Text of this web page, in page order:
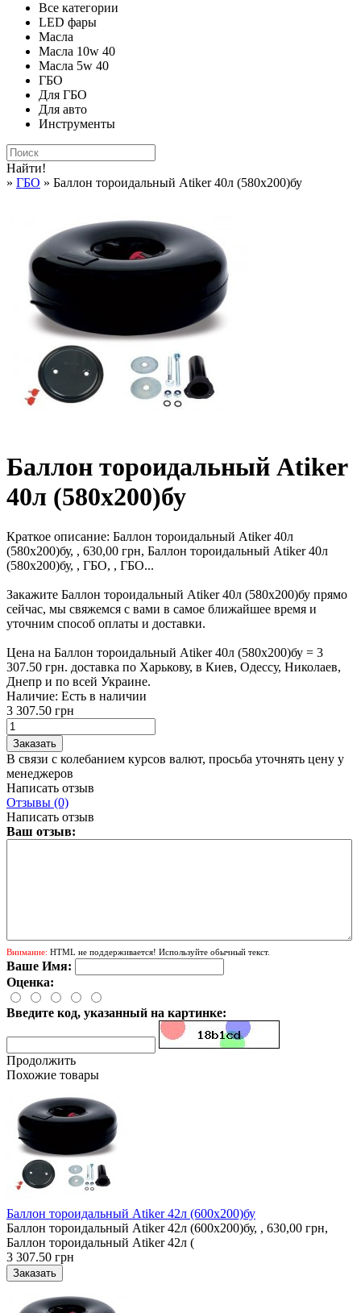
Все категории
LED фары
Масла
Масла 10w 40
Масла 5w 40
ГБО
Для ГБО
Для авто
Инструменты
Найти!
» ГБО » Баллон тороидальный Atiker 40л (580х200)бу
Баллон тороидальный Atiker
40л (580х200)бу
Краткое описание: Баллон тороидальный Atiker 40л
(580х200)бу, , 630,00 грн, Баллон тороидальный Atiker 40л
(580х200)бу, , ГБО, , ГБО...
Закажите Баллон тороидальный Atiker 40л (580х200)бу прямо
сейчас, мы свяжемся с вами в самое ближайшее время и
уточним способ оплаты и доставки.
Цена на Баллон тороидальный Atiker 40л (580х200)бу = 3
307.50 грн. доставка по Харькову, в Киев, Одессу, Николаев,
Днепр и по всей Украине.
Наличие: Есть в наличии
3 307.50 грн
В связи с колебанием курсов валют, просьба уточнять цену у
менеджеров
Написать отзыв
Отзывы (0)
Написать отзыв
Ваш отзыв:
Внимание: HTML не поддерживается! Используйте обычный текст.
Ваше Имя:
Оценка:
Введите код, указанный на картинке:
Продолжить
Похожие товары
Баллон тороидальный Atiker 42л (600х200)бу
Баллон тороидальный Atiker 42л (600х200)бу, , 630,00 грн,
Баллон тороидальный Atiker 42л (
3 307.50 грн